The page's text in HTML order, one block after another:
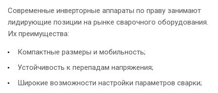
Современные инверторные аппараты по праву занимают
лидирующие позиции на рынке сварочного оборудования.
Их преимущества:
Компактные размеры и мобильность;
Устойчивость к перепадам напряжения;
Широкие возможности настройки параметров сварки;